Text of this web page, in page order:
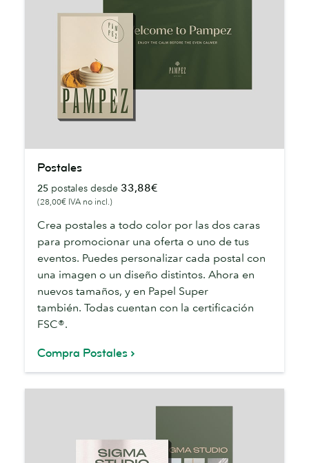
Postales
25 postales desde 33,88€
(28,00€ IVA no incl.)
Crea postales a todo color por las dos caras
para promocionar una oferta o uno de tus
eventos. Puedes personalizar cada postal con
una imagen o un diseño distintos. Ahora en
nuevos tamaños, y en Papel Super
también. Todas cuentan con la certificación
FSC®.
Compra Postales